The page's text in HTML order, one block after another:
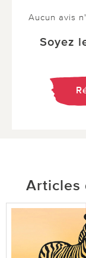
Aucun avis
Soyez
Articles